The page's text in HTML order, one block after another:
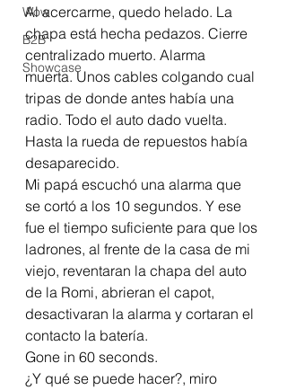
Wow
B2B
Showcase
Al acercarme, quedo helado. La
chapa está hecha pedazos. Cierre
centralizado muerto. Alarma
muerta. Unos cables colgando cual
tripas de donde antes había una
radio. Todo el auto dado vuelta.
Hasta la rueda de repuestos había
desaparecido.
Mi papá escuchó una alarma que
se cortó a los 10 segundos. Y ese
fue el tiempo suficiente para que los
ladrones, al frente de la casa de mi
viejo, reventaran la chapa del auto
de la Romi, abrieran el capot,
desactivaran la alarma y cortaran el
contacto la batería.
Gone in 60 seconds.
¿Y qué se puede hacer?, miro